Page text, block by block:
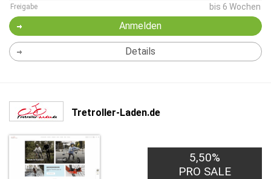
Freigabe bis 6 Wochen
Anmelden
Details
Tretroller-Laden.de
5,50%
PRO SALE